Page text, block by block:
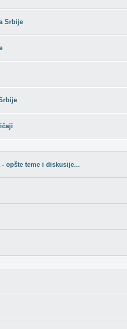
Srbije
- opšte teme i diskusije...